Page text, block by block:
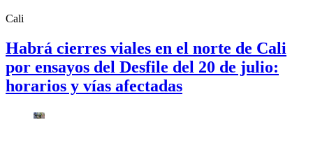
Cali
Habrá cierres viales en el norte de Cali
por ensayos del Desfile del 20 de julio:
horarios y vías afectadas